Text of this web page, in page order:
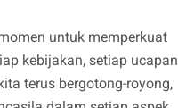
untuk memperkuat
kebijakan, setiap ucapan
terus bergotong-royong,